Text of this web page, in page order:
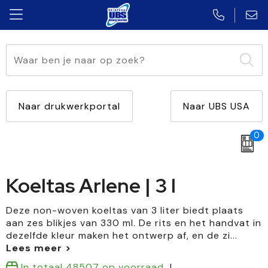
Naar drukwerkportal Naar UBS USA
0
Bidons en Sportflessen
Feestartikelen
Huis, Tuin en Keuken
Kantoor en Zakelijk
Kerst
Schoenen
Broeken en Rokken
Overhemden
Bodywarmers
Jassen
Opvouwbare paraplu's
Stormparaplu's
Multifunctionele paraplu's
Kinderparaplu's
Vulpennen
Houten pennen
Potloden
Kinderschrijfwaren
Markeerstiften
Diverse vormen
Met winkelwagenmuntje
USB Twister
USB Hout
USB Sleutel
Koeltas Arlene | 3 l
Deze non-woven koeltas van 3 liter biedt plaats
aan zes blikjes van 330 ml. De rits en het handvat in
dezelfde kleur maken het ontwerp af, en de zi...